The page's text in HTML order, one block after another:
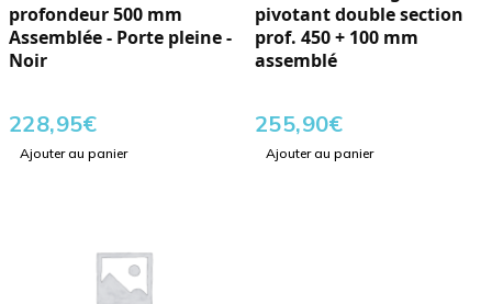
profondeur 500 mm
Assemblée - Porte pleine -
Noir
228,95€
Ajouter au panier
pivotant double section
prof. 450 + 100 mm
assemblé
255,90€
Ajouter au panier